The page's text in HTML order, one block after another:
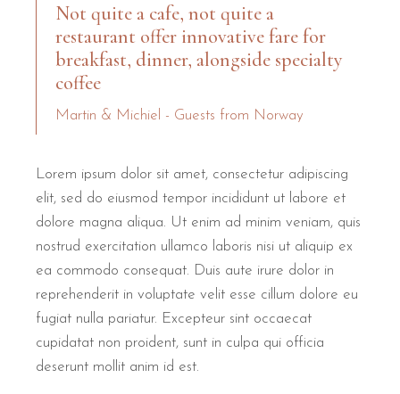
Not quite a cafe, not quite a
restaurant offer innovative fare for
breakfast, dinner, alongside specialty
coffee
Martin & Michiel - Guests from Norway
Lorem ipsum dolor sit amet, consectetur adipiscing
elit, sed do eiusmod tempor incididunt ut labore et
dolore magna aliqua. Ut enim ad minim veniam, quis
nostrud exercitation ullamco laboris nisi ut aliquip ex
ea commodo consequat. Duis aute irure dolor in
reprehenderit in voluptate velit esse cillum dolore eu
fugiat nulla pariatur. Excepteur sint occaecat
cupidatat non proident, sunt in culpa qui officia
deserunt mollit anim id est.